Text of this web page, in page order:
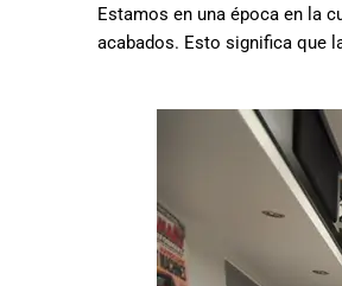
Estamos en una época en la
acabados. Esto significa que